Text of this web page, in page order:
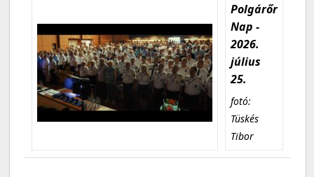
Polgárőr
Nap -
2026.
július
25.
fotó:
Tüskés
Tibor